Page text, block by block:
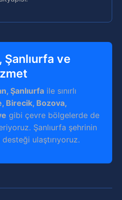
ve
Şanlıurfa ile sınırlı
Birecik, Bozova,
gibi çevre bölgelerde de
Şanlıurfa şehrinin
ulaştırıyoruz.